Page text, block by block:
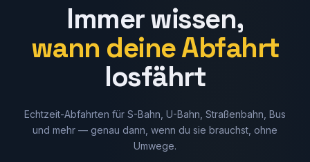
Immer wissen,
wann deine Abfahrt
losfährt
Echtzeit-Abfahrten für S-Bahn, U-Bahn, Straßenbahn, Bus
und mehr — genau dann, wenn du sie brauchst, ohne
Umwege.